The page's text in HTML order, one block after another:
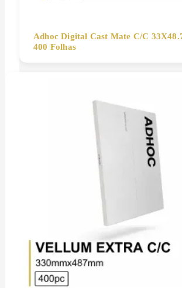
Adhoc Digital Cast Mate C/C
400 Folhas